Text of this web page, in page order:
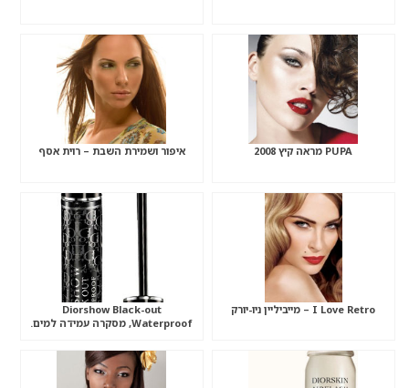
PUPA מראה קיץ 2008 איפור ושמירת השבת – רוית אסף
I Love Retro – מייביליין ניו-יורק
Diorshow Black-out
Waterproof, מסקרה עמידה למים.